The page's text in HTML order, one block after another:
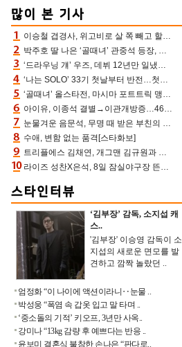
이승철 겹경사, 위고비로 살 쪽 빼고 할아버지 된다‥마음으로 낳은 딸 임신 자랑(유퀴즈)
박주호 딸 나은 ‘골때녀’ 관중석 등장, 김민재 복제인간 보고 혼란 [결정적장면]
‘드라우닝 걔’ 우즈, 데뷔 12년만 일냈다…체조경기장 입성 확정
‘나는 SOLO’ 33기 첫날부터 반전…첫인상 0표 영호, 호감남 급부상
‘골때녀’ 올스타전, 마시마 포트트릭 맹추격전 5:4 골 잔치 ‘짜릿’ [어제TV]
아이유, 이종석 결별→이관개방증…46장 꽉 채운 유애나 ♥ “열심히 사는 중”
눈물겨운 음문석, 무명 때 받은 부친의 전재산→폐암 父 세상 떠나기 전 여행(유퀴즈)[어제TV]
수애, 변함 없는 품격[스타화보]
트리플에스 김채연, 개그맨 김규원과 함께 프리뷰쇼 진행 [포토엔HD]
라이즈 성찬X은석, 8일 잠실야구장 뜬다…시구 시타+특별공연까지
‘김부장’ 감독, 소지섭 캐
스..
'김부장' 이승영 감독이 소
지섭의 새로운 면모를 발
견하고 깜짝 놀랐던 ..
엄정화 “이 나이에 액션이라니‥눈물 ..
박성웅 “폭염 속 갑옷 입고 말 타며 ..
‘중소돌의 기적’ 키오프, 3년만 사옥..
강미나 “13kg 감량 후 예쁘다는 반응 ..
윤보미 결혼식 불참한 손나은 “판다로..